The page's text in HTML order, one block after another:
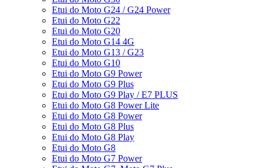
Etui do Moto G24 / G24 Power
Etui do Moto G22
Etui do Moto G20
Etui do Moto G14 4G
Etui do Moto G13 / G23
Etui do Moto G10
Etui do Moto G9 Power
Etui do Moto G9 Plus
Etui do Moto G9 Play / E7 PLUS
Etui do Moto G8 Power Lite
Etui do Moto G8 Power
Etui do Moto G8 Plus
Etui do Moto G8 Play
Etui do Moto G8
Etui do Moto G7 Power